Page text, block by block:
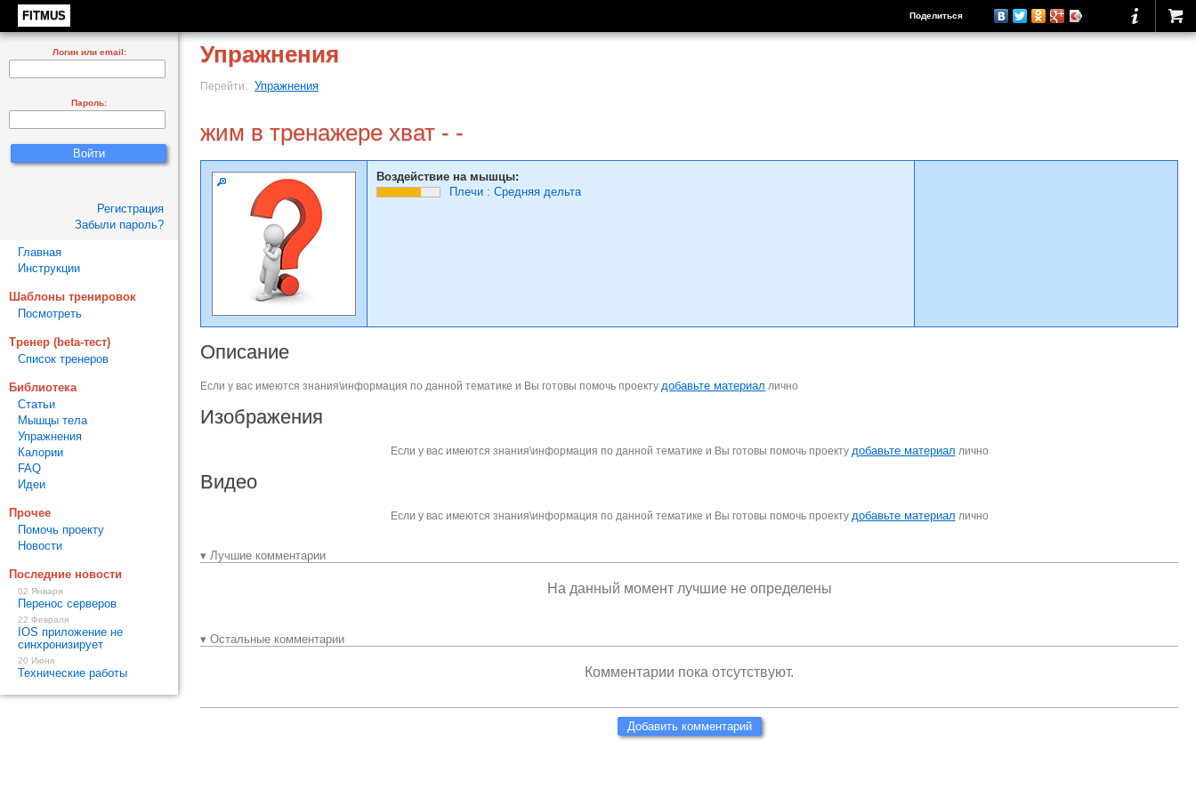
FITMUS Поделиться
Упражнения
Перейти: Упражнения
жим в тренажере хват - -
Воздействие на мышцы:
Плечи : Средняя дельта
Описание
Если у вас имеются знания\информация по данной тематике и Вы готовы помочь проекту добавьте материал лично
Изображения
Если у вас имеются знания\информация по данной тематике и Вы готовы помочь проекту добавьте материал лично
Видео
Если у вас имеются знания\информация по данной тематике и Вы готовы помочь проекту добавьте материал лично
▾ Лучшие комментарии
На данный момент лучшие не определены
▾ Остальные комментарии
Комментарии пока отсутствуют.
Добавить комментарий
Логин или email:
Пароль:
Регистрация
Забыли пароль?
Главная
Инструкции
Шаблоны тренировок
Посмотреть
Тренер (beta-тест)
Список тренеров
Библиотека
Статьи
Мышцы тела
Упражнения
Калории
FAQ
Идеи
Прочее
Помочь проекту
Новости
Последние новости
02 Января
Перенос серверов
22 Февраля
IOS приложение не
синхронизирует
20 Июня
Технические работы